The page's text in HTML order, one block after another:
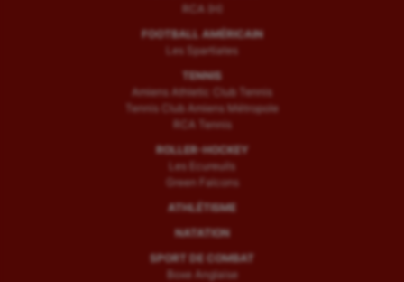
RCA (H)
FOOTBALL AMÉRICAIN
Les Spartiates
TENNIS
Amiens Athletic Club Tennis
Tennis Club Amiens Métropole
RCA Tennis
ROLLER-HOCKEY
Les Ecureuils
Green Falcons
ATHLÉTISME
NATATION
SPORT DE COMBAT
Boxe Anglaise